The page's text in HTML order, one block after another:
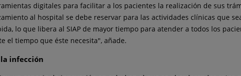
digitales para facilitar a los pacientes la realización de sus
al hospital se debe reservar para las actividades clínicas que
lo que libera al SIAP de mayor tiempo para atender a todos los
el tiempo que éste necesita", añade.
infección